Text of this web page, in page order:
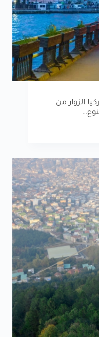
الزوار من